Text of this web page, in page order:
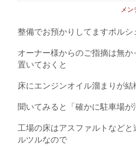
メ
整備でお預かりしてますポルシ
オーナー様からのご指摘は無
置いておくと
床にエンジンオイル溜まりが結
聞いてみると「確かに駐車場が
工場の床はアスファルトなど
ルツルなので